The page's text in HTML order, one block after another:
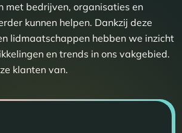
met bedrijven, organisaties en
kunnen helpen. Dankzij deze
lidmaatschappen hebben we inzicht
en trends in ons vakgebied.
klanten van.